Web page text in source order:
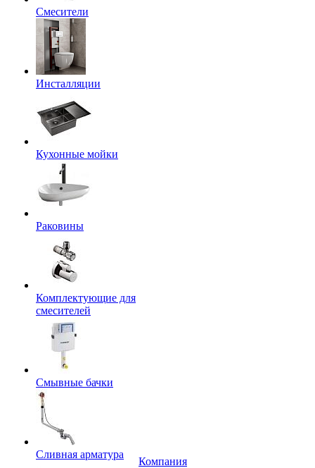
Смесители
Инсталляции
Кухонные мойки
Раковины
Комплектующие для
смесителей
Смывные бачки
Сливная арматура
Компания